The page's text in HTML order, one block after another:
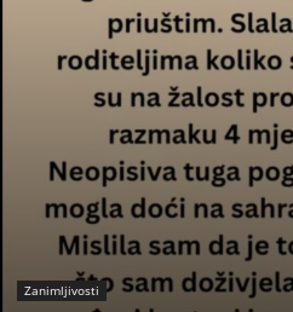
Zanimljivosti